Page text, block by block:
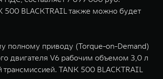
500 BLACKTRAIL также можно будет
полному приводу (Torque-on-Demand)
двигателя V6 рабочим объемом 3,0 л
TANK 500 BLACKTRAIL